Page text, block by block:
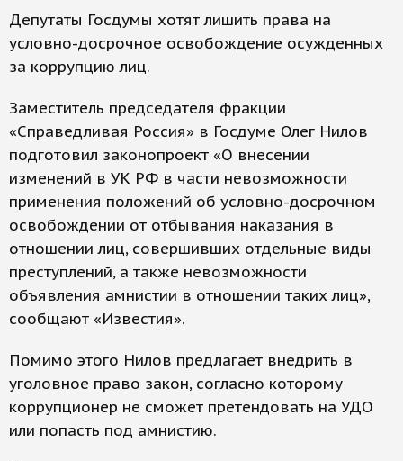
Депутаты Госдумы хотят лишить права на
условно-досрочное освобождение осужденных
за коррупцию лиц.
Заместитель председателя фракции
«Справедливая Россия» в Госдуме Олег Нилов
подготовил законопроект «О внесении
изменений в УК РФ в части невозможности
применения положений об условно-досрочном
освобождении от отбывания наказания в
отношении лиц, совершивших отдельные виды
преступлений, а также невозможности
объявления амнистии в отношении таких лиц»,
сообщают «Известия».
Помимо этого Нилов предлагает внедрить в
уголовное право закон, согласно которому
коррупционер не сможет претендовать на УДО
или попасть под амнистию.